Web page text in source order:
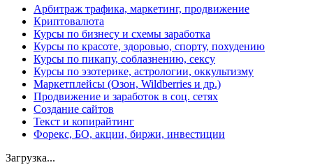
Арбитраж трафика, маркетинг, продвижение
Криптовалюта
Курсы по бизнесу и схемы заработка
Курсы по красоте, здоровью, спорту, похудению
Курсы по пикапу, соблазнению, сексу
Курсы по эзотерике, астрологии, оккультизму
Маркетплейсы (Озон, Wildberries и др.)
Продвижение и заработок в соц. сетях
Создание сайтов
Текст и копирайтинг
Форекс, БО, акции, биржи, инвестиции
Загрузка...